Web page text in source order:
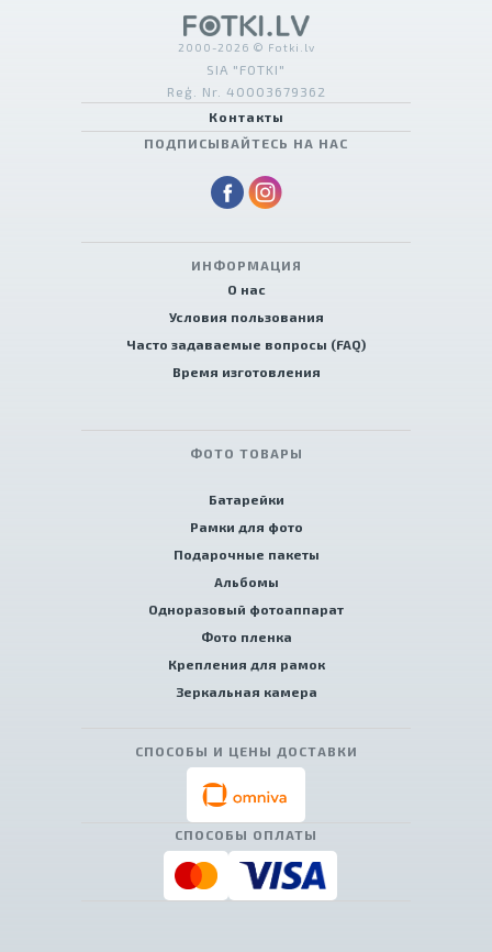
2000-2026 © Fotki.lv
SIA "FOTKI"
Reģ. Nr. 40003679362
Контакты
ПОДПИСЫВАЙТЕСЬ НА НАС
ИНФОРМАЦИЯ
О нас
Условия пользования
Часто задаваемые вопросы (FAQ)
Время изготовления
ФОТО ТОВАРЫ
Батарейки
Рамки для фото
Подарочные пакеты
Альбомы
Одноразовый фотоаппарат
Фото пленка
Крепления для рамок
Зеркальная камера
СПОСОБЫ И ЦЕНЫ ДОСТАВКИ
СПОСОБЫ ОПЛАТЫ